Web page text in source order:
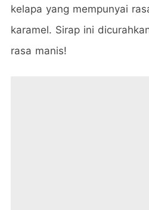
kelapa yang mempunyai
karamel. Sirap ini
rasa manis!